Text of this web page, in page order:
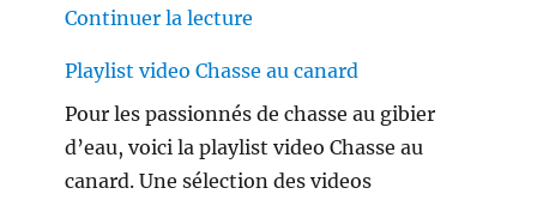
Continuer la lecture
Playlist video Chasse au canard
Pour les passionnés de chasse au gibier
d’eau, voici la playlist video Chasse au
canard. Une sélection des videos